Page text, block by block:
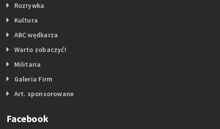
Rozrywka
Kultura
ABC wędkarza
Warto zobaczyć!
Militaria
Galeria Firm
Art. sponsorowane
Facebook